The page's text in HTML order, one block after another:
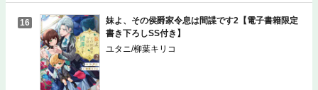
16
妹よ、その侯爵家令息は間諜です2【電子書籍限定
書き下ろしSS付き】
ユタニ/柳葉キリコ